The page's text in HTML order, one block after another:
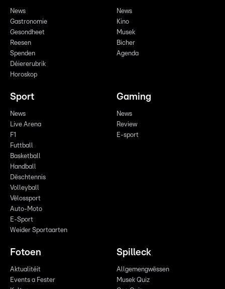
News
Gastronomie
Gesondheet
Reesen
Spenden
Déiererubrik
Horoskop
News
Kino
Musek
Bicher
Agenda
Sport
News
Live Arena
F1
Futtball
Basketball
Handball
Dëschtennis
Volleyball
Vëlossport
Auto-Moto
E-Sport
Weider Sportaarten
Gaming
News
Review
E-sport
Fotoen
Aktualitéit
Events a Fester
Spilleck
Allgemengwëssen
Musek Quiz